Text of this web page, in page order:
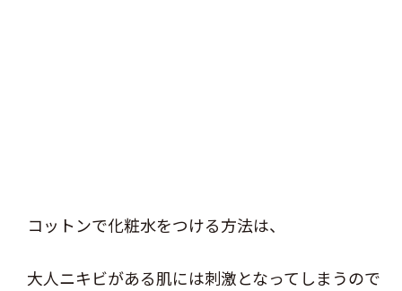
コットンで化粧水をつける方法は、
大人ニキビがある肌には刺激となってしまうので